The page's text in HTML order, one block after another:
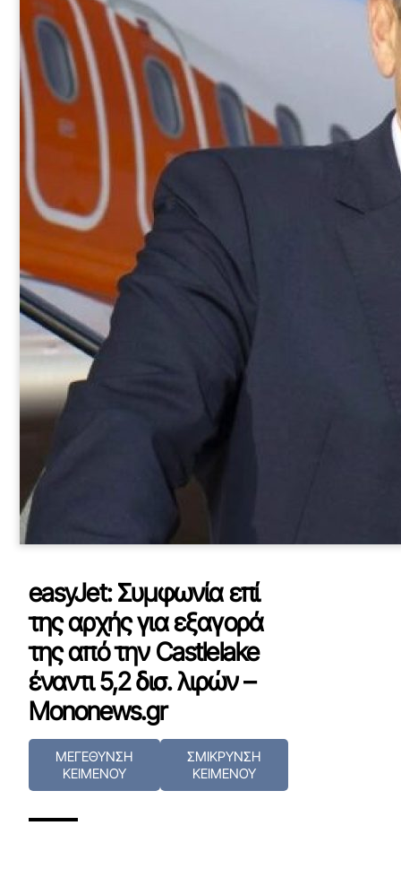
easyJet: Συμφωνία επί
της αρχής για εξαγορά
της από την Castlelake
έναντι 5,2 δισ. λιρών –
Mononews.gr
ΜΕΓΕΘΥΝΣΗ
ΚΕΙΜΕΝΟΥ
ΣΜΙΚΡΥΝΣΗ
ΚΕΙΜΕΝΟΥ